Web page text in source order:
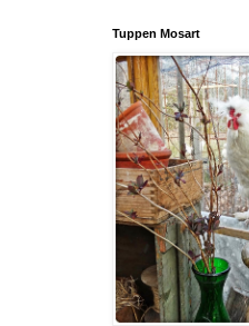
Tuppen Mosart